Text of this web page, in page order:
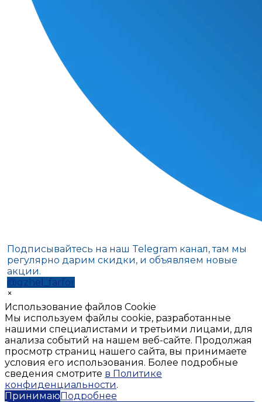
Подписывайтесь на наш Telegram канал, там мы
регулярно дарим скидки, и объявляем новые
акции.
@gzhel_farfor
×
Использование файлов Cookie
Мы используем файлы cookie, разработанные
нашими специалистами и третьими лицами, для
анализа событий на нашем веб-сайте. Продолжая
просмотр страниц нашего сайта, вы принимаете
условия его использования. Более подробные
сведения смотрите в Политике
конфиденциальности.
ПринимаюПодробнее